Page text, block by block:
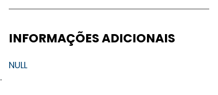
INFORMAÇÕES ADICIONAIS
NULL
.